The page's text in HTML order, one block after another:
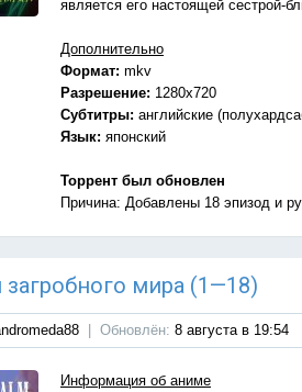
является его настоящей сестрой-
Дополнительно
Формат: mkv
Разрешение: 1280x720
Субтитры: английские
Язык: японский
Торрент был обновлен
Причина: Добавлены 18 эпизод и
загробного мира (1—18)
Обновлён: 8 августа в 19:54
Информация об аниме